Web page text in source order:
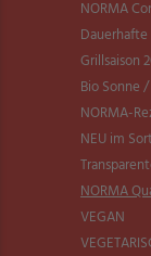
NORMA
Grillsaison
Bio Sonne
NORMA-
NEU im
NORMA
VEGAN